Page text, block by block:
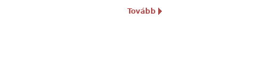
Tovább